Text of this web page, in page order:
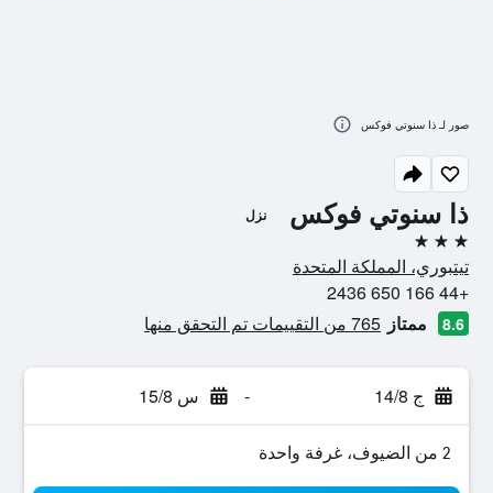
ذا سنوتي فوكس نزل
3 نجوم
تيتبوري، المملكة المتحدة
+44 166 650 2436
8.6 ممتاز 765 من التقييمات تم التحقق منها
ج 14/8 - س 15/8
2 من الضيوف، غرفة واحدة
صور لـ ذا سنوتي فوكس